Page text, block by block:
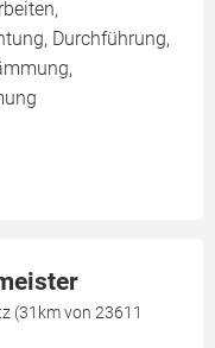
Durchführung,
(31km von 23611